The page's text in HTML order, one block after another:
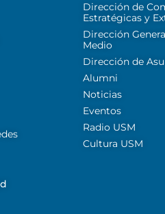
Dirección de
Estratégicas y
Dirección
Medio
Dirección de
Alumni
Noticias
Eventos
Radio USM
Cultura USM